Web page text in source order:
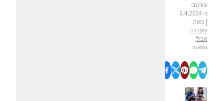
פורסם
ב-2.4.2024
| מאת:
מערכת
אכול
ושאטו